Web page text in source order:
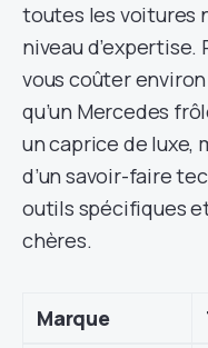
toutes les voitures
niveau d’expertise.
vous coûter environ
qu’un Mercedes
un caprice de luxe,
d’un savoir-faire
outils spécifiques
chères.
Marque